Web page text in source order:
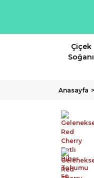
Çiçek
Soğanı
Anasayfa